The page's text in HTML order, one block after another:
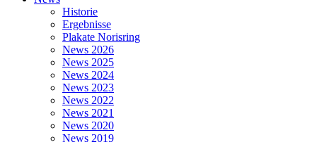
Historie
Ergebnisse
Plakate Norisring
News 2026
News 2025
News 2024
News 2023
News 2022
News 2021
News 2020
News 2019